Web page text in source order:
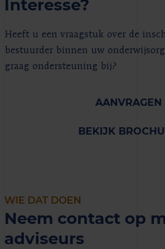
Interesse?
Heeft u een vraagstuk over de
bestuurder binnen uw
graag ondersteuning bij?
AANVRAGEN
BEKIJK
WIE DAT DOEN
Neem contact op
adviseurs